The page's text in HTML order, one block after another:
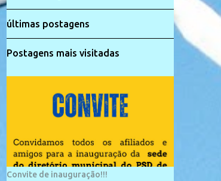
últimas postagens
Postagens mais visitadas
Convite de inauguração!!!